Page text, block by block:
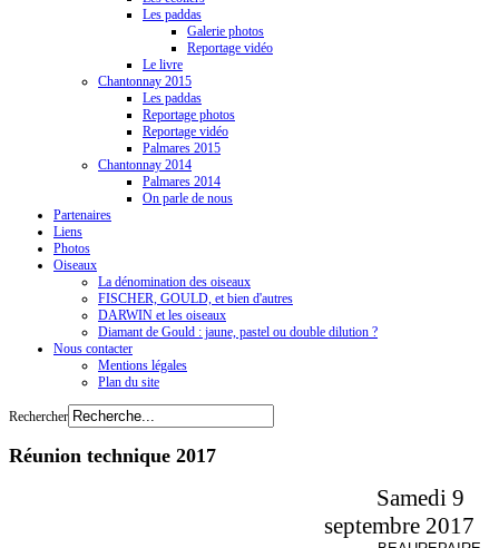
Les paddas
Galerie photos
Reportage vidéo
Le livre
Chantonnay 2015
Les paddas
Reportage photos
Reportage vidéo
Palmares 2015
Chantonnay 2014
Palmares 2014
On parle de nous
Partenaires
Liens
Photos
Oiseaux
La dénomination des oiseaux
FISCHER, GOULD, et bien d'autres
DARWIN et les oiseaux
Diamant de Gould : jaune, pastel ou double dilution ?
Nous contacter
Mentions légales
Plan du site
Rechercher
Réunion technique 2017
Samedi 9
septembre 2017